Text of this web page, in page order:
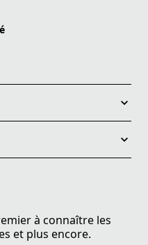
à connaître les
et plus encore.